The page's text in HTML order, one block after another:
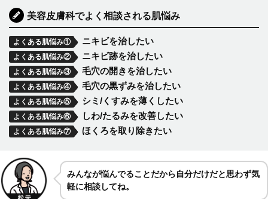
美容皮膚科でよく相談される肌悩み
よくある肌悩み① ニキビを治したい
よくある肌悩み② ニキビ跡を治したい
よくある肌悩み③ 毛穴の開きを治したい
よくある肌悩み④ 毛穴の黒ずみを治したい
よくある肌悩み⑤ シミ/くすみを薄くしたい
よくある肌悩み⑥ しわ/たるみを改善したい
よくある肌悩み⑦ ほくろを取り除きたい
みんなが悩んでることだから自分だけだと思わず気
軽に相談してね。